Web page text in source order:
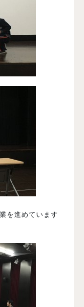
を進めています